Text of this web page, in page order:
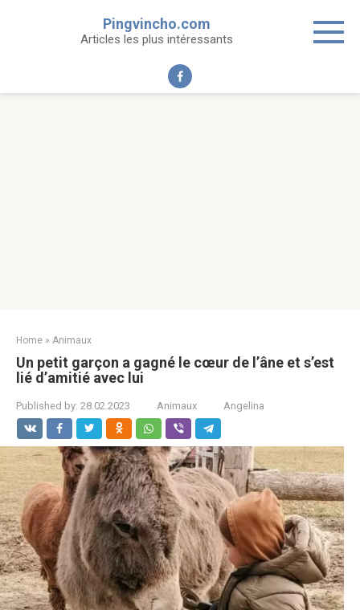
Pingvincho.com
Articles les plus intéressants
Home » Animaux
Un petit garçon a gagné le cœur de l’âne et s’est
lié d’amitié avec lui
Published by: 28.02.2023 Animaux Angelina